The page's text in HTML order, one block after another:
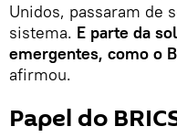
Unidos, passaram de
sistema. E parte da
emergentes, como o
afirmou.
Papel do